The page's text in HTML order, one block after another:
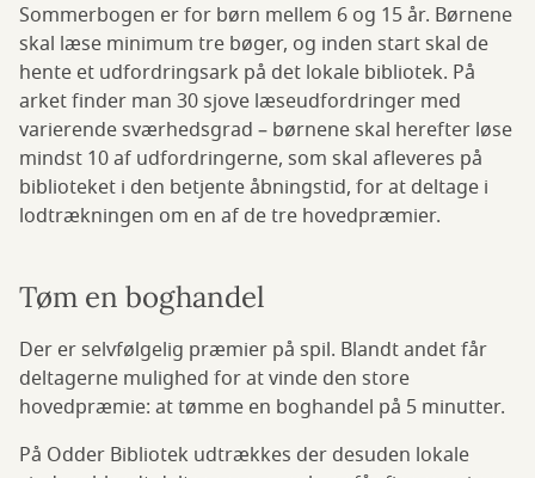
Sommerbogen er for børn mellem 6 og 15 år. Børnene
skal læse minimum tre bøger, og inden start skal de
hente et udfordringsark på det lokale bibliotek. På
arket finder man 30 sjove læseudfordringer med
varierende sværhedsgrad – børnene skal herefter løse
mindst 10 af udfordringerne, som skal afleveres på
biblioteket i den betjente åbningstid, for at deltage i
lodtrækningen om en af de tre hovedpræmier.
Tøm en boghandel
Der er selvfølgelig præmier på spil. Blandt andet får
deltagerne mulighed for at vinde den store
hovedpræmie: at tømme en boghandel på 5 minutter.
På Odder Bibliotek udtrækkes der desuden lokale